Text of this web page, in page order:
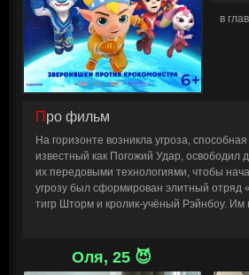
в
Про фильм
На горизонте возникла угроза,
известный как Погожий Удар, освободил
их передовыми технологиями, чтобы
угрозу был сформирован элитный отряд
тигр Шторм и кролик-учёный Рэйнбоу.
поросёнка Метеора они провалили
стали его винить. Когда на Земле
Оля, 25 😈